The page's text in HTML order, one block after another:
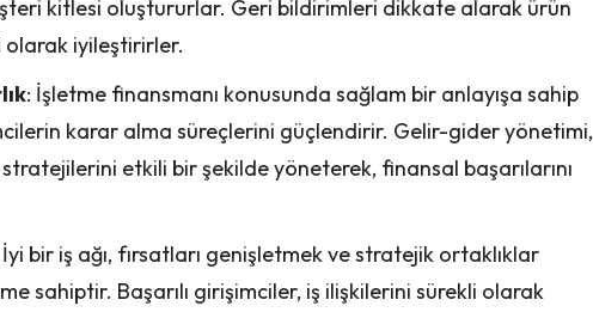
kitlesi oluştururlar. Geri bildirimleri dikkate alarak ürün
iyileştirirler.
: İşletme finansmanı konusunda sağlam bir anlayışa sahip
karar alma süreçlerini güçlendirir. Gelir-gider yönetimi,
etkili bir şekilde yöneterek, finansal başarılarını
İyi bir iş ağı, fırsatları genişletmek ve stratejik ortaklıklar
sahiptir. Başarılı girişimciler, iş ilişkilerini sürekli olarak